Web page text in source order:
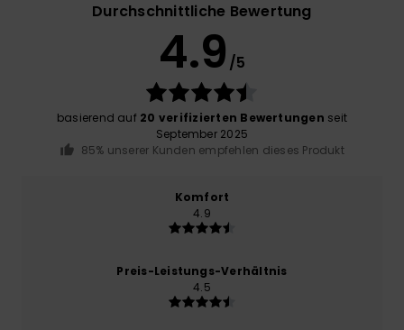
Durchschnittliche Bewertung
4.9 /5
basierend auf 20 verifizierten Bewertungen seit
September 2025
85% unserer Kunden empfehlen dieses Produkt
Komfort
4.9
Preis-Leistungs-Verhältnis
4.5